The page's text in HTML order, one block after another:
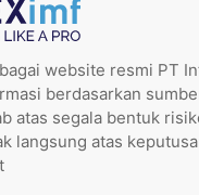
website resmi PT
berdasarkan
atas segala bentuk
langsung atas